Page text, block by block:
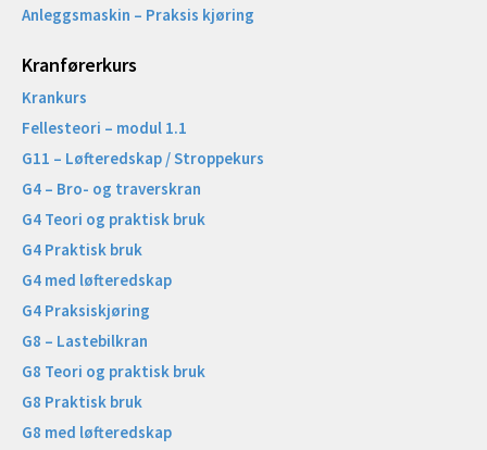
Anleggsmaskin – Praksis kjøring
Kranførerkurs
Krankurs
Fellesteori – modul 1.1
G11 – Løfteredskap / Stroppekurs
G4 – Bro- og traverskran
G4 Teori og praktisk bruk
G4 Praktisk bruk
G4 med løfteredskap
G4 Praksiskjøring
G8 – Lastebilkran
G8 Teori og praktisk bruk
G8 Praktisk bruk
G8 med løfteredskap